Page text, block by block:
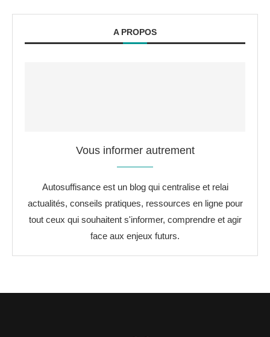
A PROPOS
Vous informer autrement
Autosuffisance est un blog qui centralise et relai
actualités, conseils pratiques, ressources en ligne pour
tout ceux qui souhaitent s'informer, comprendre et agir
face aux enjeux futurs.